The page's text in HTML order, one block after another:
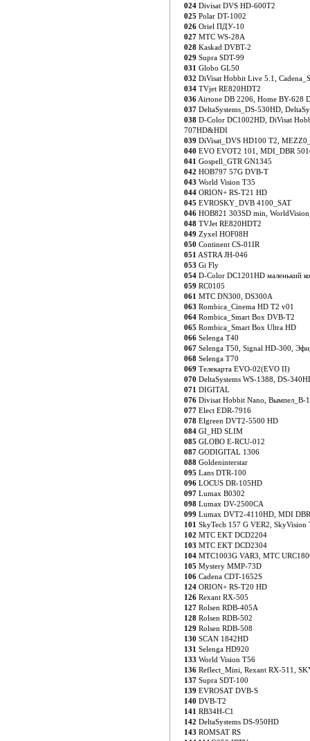
024 Divisat DVS HD-600T2
025 Polar DT-1002
026 Oriel ПДУ-10
027 MTC WS-28A
028 Kaskad DVBT-2
029 Supra SDT-99
031 Globo GL50
032 DiVisat Hobbit Live 5.1,
034 TVjet RE820HDT2
036 Airtone DB 2206, Home BY-628
037 DeltaSystems_DS-530HD,
038 D-Color DC1002HD, DiVisat
707HD&HDI
039 DiVisat_DVS HD100 T2,
040 EVO EVOT2 101, MDI_DBR
041 Gospell_GTR GN1345
042 HOB797 57G DVB-T
043 World Vision T35
044 ORION+ RS-T21 HD
045 EVROSKY_DVB 4100_SAT
046 HOB821 303SD min,
048 TVJet RE820HDT2
049 Zyxel HOF08H
050 Continent CS-01IR
051 ASTRA JH-046
053 Gi Fly
054 D-Color DC1201HD маленький
059 RC0105
061 MTC DN300, DS300A
063 Rombica_Cinema HD T2 v01
064 Rombica_Smart Box DVB-T2
065 Rombica_Smart Box Ultra HD
066 Selenga T40
067 Selenga T50, Signal HD-300,
068 Selenga T70
069 Телекарта EVO-02(EVO II)
070 DeltaSystems WS-1388, DS-
071 DIGITAL
076 Divisat Hobbit Nano, Вымпел_B-
077 Elect EDR-7916
078 Elgreen DVT2-5500 HD
084 GI_HD SLIM
085 GLOBO E-RCU-012
087 GODIGITAL 1306
088 Goldeninterstar
095 Lans DTR-100
096 LOCUS DR-105HD
097 Lumax B0302
098 Lumax DV-2500CA
099 Lumax DVT2-4110HD, MDI
101 SkyTech 157 G VER2,
102 MTC EKT DCD2204
103 MTC EKT DCD2304
104 MTC1003G VAR3, MTC
105 Mystery MMP-73D
106 Cadena CDT-1652S
124 ORION+ RS-T20 HD
126 Rexant RX-505
127 Rolsen RDB-405A
128 Rolsen RDB-502
129 Rolsen RDB-508
130 SCAN 1842HD
131 Selenga HD920
133 World Vision T56
136 Reflect_Mini, Rexant RX-511,
137 Supra SDT-100
139 EVROSAT DVB-S
140 DVB-T2
141 RB34H-C1
142 DeltaSystems DS-950HD
143 ROMSAT RS